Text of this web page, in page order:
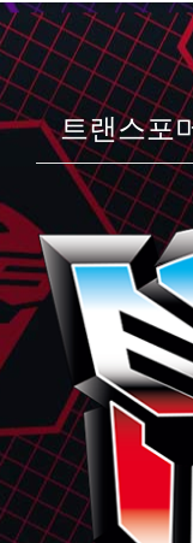
트랜스포